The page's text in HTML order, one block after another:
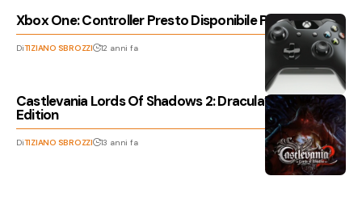
Xbox One: Controller Presto Disponibile Per PC
DiTIZIANO SBROZZI 12 anni fa
Castlevania Lords Of Shadows 2: Dracula’s Tomb
Edition
DiTIZIANO SBROZZI 13 anni fa